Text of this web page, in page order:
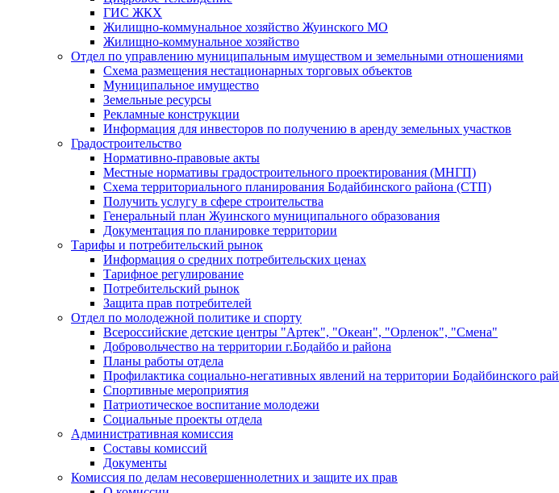
ГИС ЖКХ
Жилищно-коммунальное хозяйство Жуинского МО
Жилищно-коммунальное хозяйство
Отдел по управлению муниципальным имуществом и земельными отношениями
Схема размещения нестационарных торговых объектов
Муниципальное имущество
Земельные ресурсы
Рекламные конструкции
Информация для инвесторов по получению в аренду земельных участков
Градостроительство
Нормативно-правовые акты
Местные нормативы градостроительного проектирования (МНГП)
Схема территориального планирования Бодайбинского района (СТП)
Получить услугу в сфере строительства
Генеральный план Жуинского муниципального образования
Документация по планировке территории
Тарифы и потребительский рынок
Информация о средних потребительских ценах
Тарифное регулирование
Потребительский рынок
Защита прав потребителей
Отдел по молодежной политике и спорту
Всероссийские детские центры "Артек", "Океан", "Орленок", "Смена"
Добровольчество на территории г.Бодайбо и района
Планы работы отдела
Профилактика социально-негативных явлений на территории Бодайбинского
Спортивные мероприятия
Патриотическое воспитание молодежи
Социальные проекты отдела
Административная комиссия
Составы комиссий
Документы
Комиссия по делам несовершеннолетних и защите их прав